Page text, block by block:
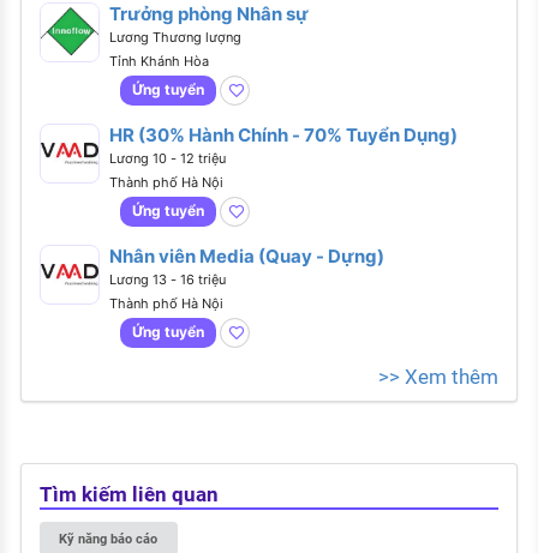
Trưởng phòng Nhân sự
Lương Thương lượng
Tỉnh Khánh Hòa
Ứng tuyển
HR (30% Hành Chính - 70% Tuyển Dụng)
Lương 10 - 12 triệu
Thành phố Hà Nội
Ứng tuyển
Nhân viên Media (Quay - Dựng)
Lương 13 - 16 triệu
Thành phố Hà Nội
Ứng tuyển
>> Xem thêm
Tìm kiếm liên quan
Kỹ năng báo cáo